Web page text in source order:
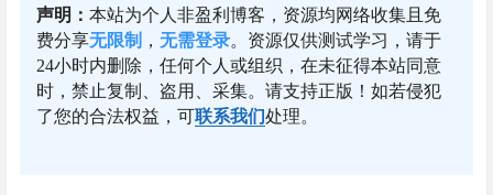
声明： 本站为个人非盈利博客，资源均网络收集且免
费分享无限制 ， 无需登录。资源仅供测试学习，请于
24小时内删除，任何个人或组织，在未征得本站同意
时，禁止复制、盗用、采集。请支持正版！如若侵犯
了您的合法权益，可联系我们处理。